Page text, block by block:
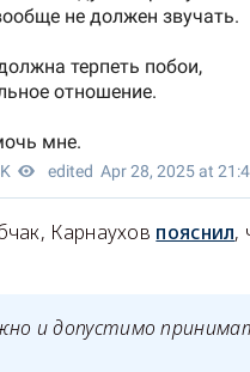
Карнаухов пояснил,
и допустимо